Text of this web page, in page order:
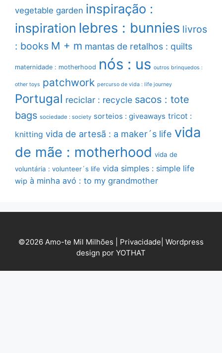
vegetable garden inspiração :
inspiration lebres : bunnies livros
: books M + m mantas de retalhos : quilts
maternidade : motherhood nós : us outros brinquedos :
other toys patchwork percurso de vida : life journey
Portugal reciclar : recycle sacos : tote
bags sociedade : society sorteios : giveaways tricot :
knitting vida de artesã : a maker´s life vida
de mãe : motherhood vida de
voluntária : volunteer´s life vida simples : simple life
wip à minha avó : to my grandmother
©2026 Amo-te Mil Milhões | Privacidade Wordpress
design por YOTHAT